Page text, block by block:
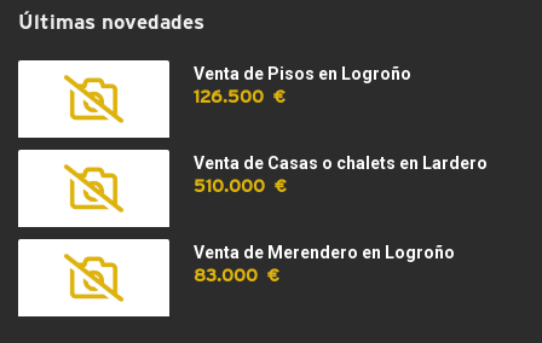
Últimas novedades
Venta de Pisos en Logroño
126.500 €
Venta de Casas o chalets en Lardero
510.000 €
Venta de Merendero en Logroño
83.000 €